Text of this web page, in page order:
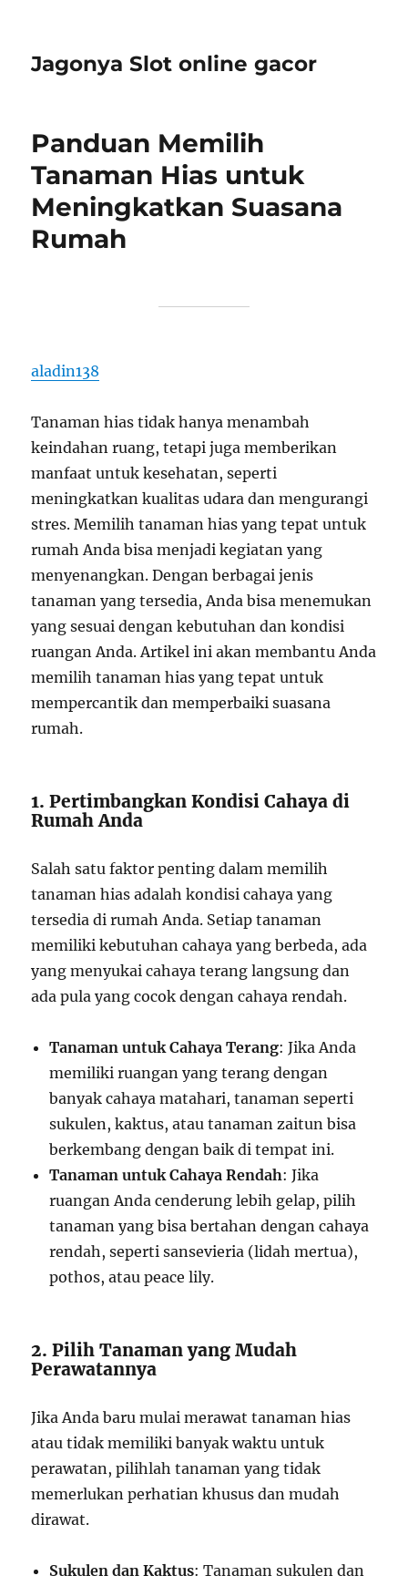
Jagonya Slot online gacor
Panduan Memilih
Tanaman Hias untuk
Meningkatkan Suasana
Rumah
aladin138
Tanaman hias tidak hanya menambah
keindahan ruang, tetapi juga memberikan
manfaat untuk kesehatan, seperti
meningkatkan kualitas udara dan mengurangi
stres. Memilih tanaman hias yang tepat untuk
rumah Anda bisa menjadi kegiatan yang
menyenangkan. Dengan berbagai jenis
tanaman yang tersedia, Anda bisa menemukan
yang sesuai dengan kebutuhan dan kondisi
ruangan Anda. Artikel ini akan membantu Anda
memilih tanaman hias yang tepat untuk
mempercantik dan memperbaiki suasana
rumah.
1. Pertimbangkan Kondisi Cahaya di
Rumah Anda
Salah satu faktor penting dalam memilih
tanaman hias adalah kondisi cahaya yang
tersedia di rumah Anda. Setiap tanaman
memiliki kebutuhan cahaya yang berbeda, ada
yang menyukai cahaya terang langsung dan
ada pula yang cocok dengan cahaya rendah.
Tanaman untuk Cahaya Terang: Jika Anda
memiliki ruangan yang terang dengan
banyak cahaya matahari, tanaman seperti
sukulen, kaktus, atau tanaman zaitun bisa
berkembang dengan baik di tempat ini.
Tanaman untuk Cahaya Rendah: Jika
ruangan Anda cenderung lebih gelap, pilih
tanaman yang bisa bertahan dengan cahaya
rendah, seperti sansevieria (lidah mertua),
pothos, atau peace lily.
2. Pilih Tanaman yang Mudah
Perawatannya
Jika Anda baru mulai merawat tanaman hias
atau tidak memiliki banyak waktu untuk
perawatan, pilihlah tanaman yang tidak
memerlukan perhatian khusus dan mudah
dirawat.
Sukulen dan Kaktus: Tanaman sukulen dan